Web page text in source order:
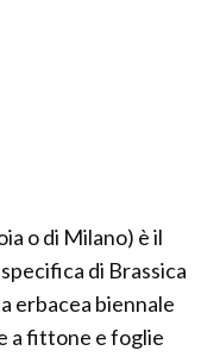
o di Milano) è il
di Brassica
erbacea biennale
a fittone e foglie